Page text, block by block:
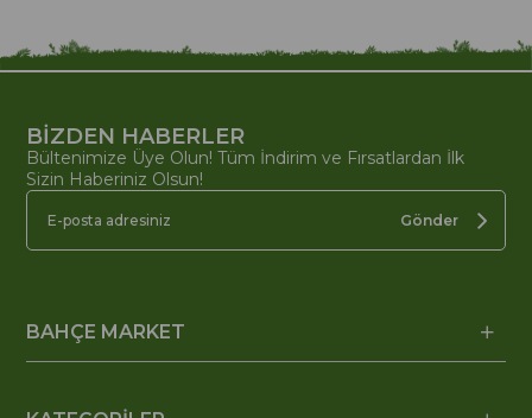
BİZDEN HABERLER
Bültenimize Üye Olun! Tüm İndirim ve Fırsatlardan İlk
Sizin Haberiniz Olsun!
Gönder
BAHÇE MARKET